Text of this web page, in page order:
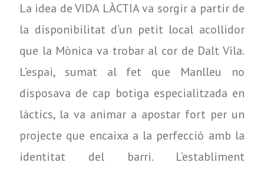
La idea de VIDA LÀCTIA va sorgir a partir de
la disponibilitat d’un petit local acollidor
que la Mònica va trobar al cor de Dalt Vila.
L’espai, sumat al fet que Manlleu no
disposava de cap botiga especialitzada en
làctics, la va animar a apostar fort per un
projecte que encaixa a la perfecció amb la
identitat del barri. L’establiment